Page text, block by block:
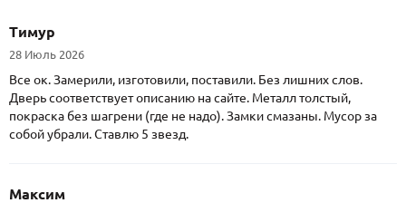
Тимур
28 Июль 2026
Все ок. Замерили, изготовили, поставили. Без лишних слов.
Дверь соответствует описанию на сайте. Металл толстый,
покраска без шагрени (где не надо). Замки смазаны. Мусор за
собой убрали. Ставлю 5 звезд.
Максим